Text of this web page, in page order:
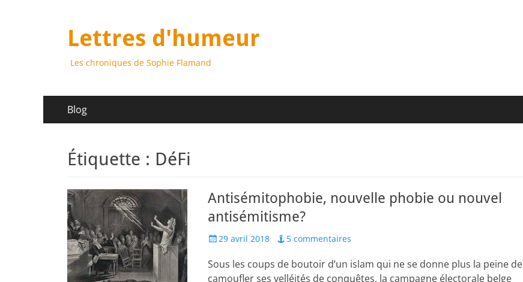
Lettres d'humeur
Les chroniques de Sophie Flamand
Menu
principal
Aller
Blog
Étiquette : DéFi
Antisémitophobie, nouvelle phobie ou nouvel
antisémitisme?
Posted
29 avril 2018 5 commentaires
Sous les coups de boutoir d’un islam qui ne se donne plus la peine de
camoufler ses velléités de conquêtes, la campagne électorale belge